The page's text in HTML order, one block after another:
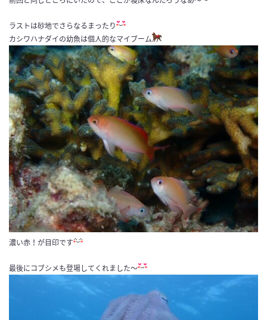
ラストは砂地でさらなるまったり
カシワハナダイの幼魚は個人的なマイブーム
濃い赤！が目印です
最後にコブシメも登場してくれました～